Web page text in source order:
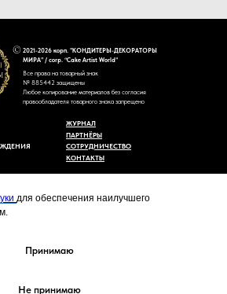
для обеспечения наилучшего
Принимаю
Не принимаю
2021-2026 корп. "КОНДИТЕРЫ-ДЕКОРАТОРЫ
МИРА" / corp. “Cake Artist World”
Все права на товарный знак
№ 885442 защищены
Любое копирование материалов без согласия
правообладателя товарного знака запрещено
cakeartistworld@mail.ru
КОНТАКТЫ
СОТРУДНИЧЕСТВО
ЖУРНАЛ
ПАРТНЁРЫ
Политика конфиденциальности
на обработку персональных данных